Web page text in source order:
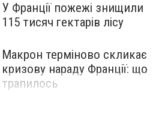
У Франції пожежі знищили
115 тисяч гектарів лісу
Макрон терміново скликає
кризову нараду Франції: що
трапилось